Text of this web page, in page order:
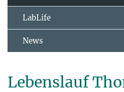
LabLife
News
Lebenslauf